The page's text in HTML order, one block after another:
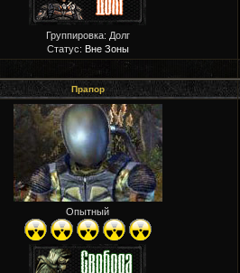
Группировка: Долг
Статус: Вне Зоны
Прапор
Опытный